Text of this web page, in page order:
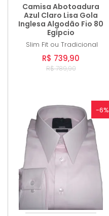
Camisa Abotoadura
Azul Claro Lisa Gola
Inglesa Algodão Fio 80
Egípcio
Slim Fit ou Tradicional
R$ 739,90
R$ 789,90
-6%